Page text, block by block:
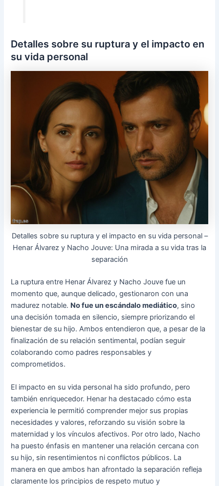
Detalles sobre su ruptura y el impacto en
su vida personal
Detalles sobre su ruptura y el impacto en su vida personal –
Henar Álvarez y Nacho Jouve: Una mirada a su vida tras la
separación
La ruptura entre Henar Álvarez y Nacho Jouve fue un
momento que, aunque delicado, gestionaron con una
madurez notable. No fue un escándalo mediático, sino
una decisión tomada en silencio, siempre priorizando el
bienestar de su hijo. Ambos entendieron que, a pesar de la
finalización de su relación sentimental, podían seguir
colaborando como padres responsables y
comprometidos.
El impacto en su vida personal ha sido profundo, pero
también enriquecedor. Henar ha destacado cómo esta
experiencia le permitió comprender mejor sus propias
necesidades y valores, reforzando su visión sobre la
maternidad y los vínculos afectivos. Por otro lado, Nacho
ha puesto énfasis en mantener una relación cercana con
su hijo, sin resentimientos ni conflictos públicos. La
manera en que ambos han afrontado la separación refleja
claramente los principios de respeto mutuo y